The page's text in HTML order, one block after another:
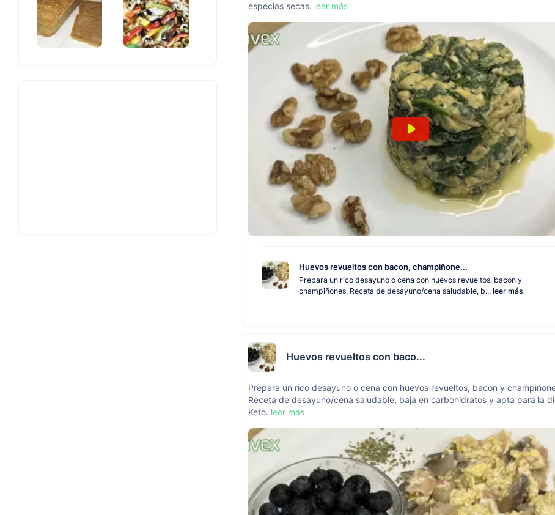
especias secas. leer más
Huevos revueltos con bacon, champiñone...
Prepara un rico desayuno o cena con huevos revueltos, bacon y
champiñones. Receta de desayuno/cena saludable, b... leer más
Huevos revueltos con baco...
Prepara un rico desayuno o cena con huevos revueltos, bacon y
Receta de desayuno/cena saludable, baja en carbohidratos y apta para la
Keto. leer más